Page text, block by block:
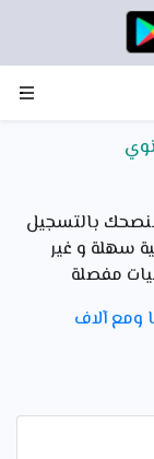
بالتسجيل
سهلة و غير
مفصلة
ومع آلاف